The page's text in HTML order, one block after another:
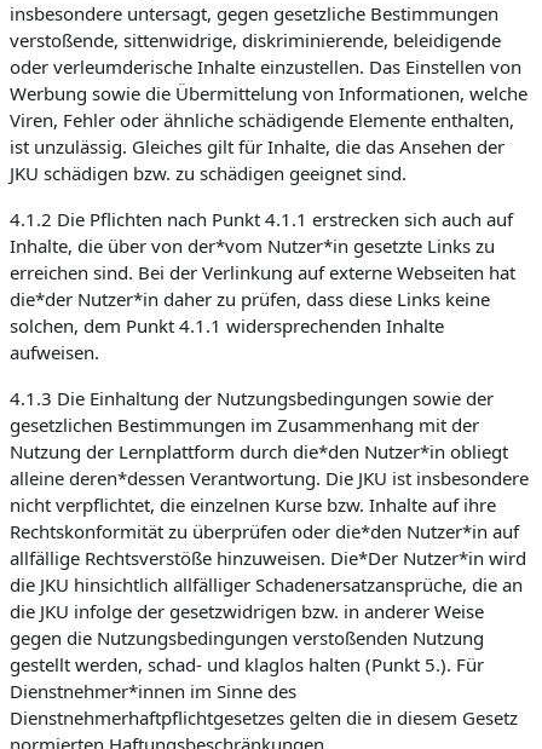
insbesondere untersagt, gegen gesetzliche Bestimmungen
verstoßende, sittenwidrige, diskriminierende, beleidigende
oder verleumderische Inhalte einzustellen. Das Einstellen von
Werbung sowie die Übermittelung von Informationen, welche
Viren, Fehler oder ähnliche schädigende Elemente enthalten,
ist unzulässig. Gleiches gilt für Inhalte, die das Ansehen der
JKU schädigen bzw. zu schädigen geeignet sind.
4.1.2 Die Pflichten nach Punkt 4.1.1 erstrecken sich auch auf
Inhalte, die über von der*vom Nutzer*in gesetzte Links zu
erreichen sind. Bei der Verlinkung auf externe Webseiten hat
die*der Nutzer*in daher zu prüfen, dass diese Links keine
solchen, dem Punkt 4.1.1 widersprechenden Inhalte
aufweisen.
4.1.3 Die Einhaltung der Nutzungsbedingungen sowie der
gesetzlichen Bestimmungen im Zusammenhang mit der
Nutzung der Lernplattform durch die*den Nutzer*in obliegt
alleine deren*dessen Verantwortung. Die JKU ist insbesondere
nicht verpflichtet, die einzelnen Kurse bzw. Inhalte auf ihre
Rechtskonformität zu überprüfen oder die*den Nutzer*in auf
allfällige Rechtsverstöße hinzuweisen. Die*Der Nutzer*in wird
die JKU hinsichtlich allfälliger Schadenersatzansprüche, die an
die JKU infolge der gesetzwidrigen bzw. in anderer Weise
gegen die Nutzungsbedingungen verstoßenden Nutzung
gestellt werden, schad- und klaglos halten (Punkt 5.). Für
Dienstnehmer*innen im Sinne des
Dienstnehmerhaftpflichtgesetzes gelten die in diesem Gesetz
normierten Haftungsbeschränkungen.